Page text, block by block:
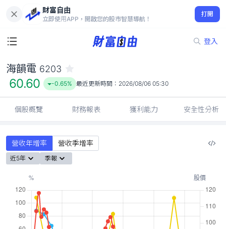
財富自由
立即使用APP，開啟您的股市智慧導航！
打開
登入
60.60
-0.65%
海韻電 6203
60.60 -0.65% 最近更新時間： 2026/08/06 05:30
個股概覽 財務報表 獲利能力 安全性分析
營收年增率 營收季增率
近5年 季報